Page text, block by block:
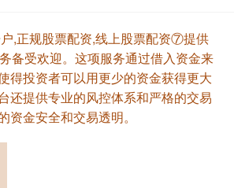
,正规股票配资,线上股票配资⑦提供
备受欢迎。这项服务通过借入资金来
得投资者可以用更少的资金获得更大
还提供专业的风控体系和严格的交易
资金安全和交易透明。